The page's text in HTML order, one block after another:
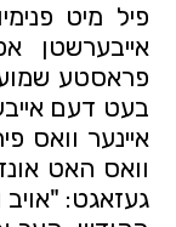
פיל מיט
אייבערשטן
פראסטע
בעט דעם
איינער וואס
וואס האט
געזאגט: "אויב